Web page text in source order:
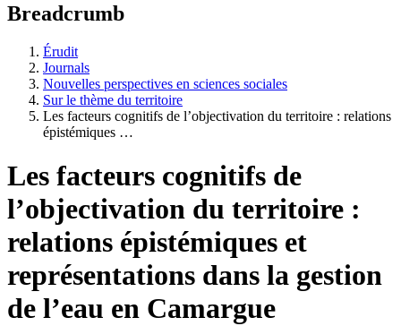
Breadcrumb
Érudit
Journals
Nouvelles perspectives en sciences sociales
Sur le thème du territoire
Les facteurs cognitifs de l’objectivation du territoire : relations
épistémiques …
Les facteurs cognitifs de
l’objectivation du territoire :
relations épistémiques et
représentations dans la gestion
de l’eau en Camargue